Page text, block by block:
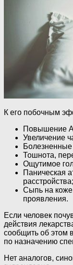
К его побочным
Повышение
Увеличение
Тошнота,
Ощутимое
Паническая
расстройства;
Сыпь на
проявления.
Если человек
действия
сообщить об этом
по назначению
Нет аналогов,